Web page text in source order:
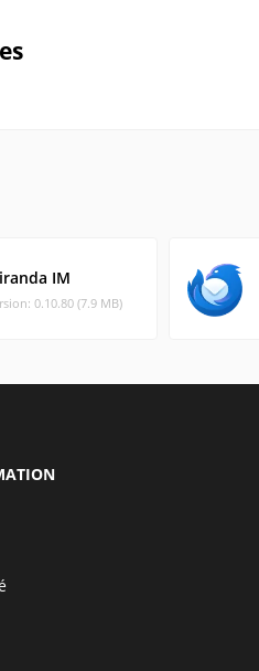
IM
0.10.80 (7.9 MB)